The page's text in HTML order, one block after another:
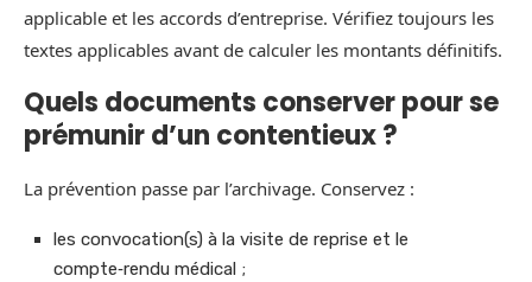
applicable et les accords d’entreprise. Vérifiez toujours les
textes applicables avant de calculer les montants définitifs.
Quels documents conserver pour se
prémunir d’un contentieux ?
La prévention passe par l’archivage. Conservez :
les convocation(s) à la visite de reprise et le
compte‑rendu médical ;